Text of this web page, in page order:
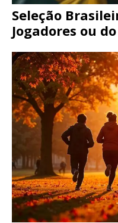
Seleção
Jogadores ou